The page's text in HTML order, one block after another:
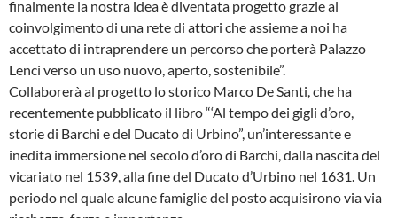
finalmente la nostra idea è diventata progetto grazie al
coinvolgimento di una rete di attori che assieme a noi ha
accettato di intraprendere un percorso che porterà Palazzo
Lenci verso un uso nuovo, aperto, sostenibile”.
Collaborerà al progetto lo storico Marco De Santi, che ha
recentemente pubblicato il libro “‘Al tempo dei gigli d’oro,
storie di Barchi e del Ducato di Urbino”, un’interessante e
inedita immersione nel secolo d’oro di Barchi, dalla nascita del
vicariato nel 1539, alla fine del Ducato d’Urbino nel 1631. Un
periodo nel quale alcune famiglie del posto acquisirono via via